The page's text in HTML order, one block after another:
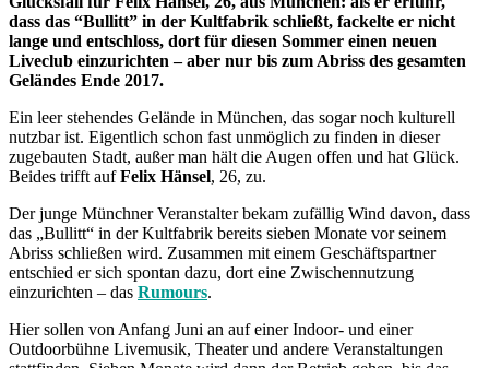
dass das “Bullitt” in der Kultfabrik schließt, fackelte er nicht
lange und entschloss, dort für diesen Sommer einen neuen
Liveclub einzurichten – aber nur bis zum Abriss des gesamten
Geländes Ende 2017.
Ein leer stehendes Gelände in München, das sogar noch kulturell
nutzbar ist. Eigentlich schon fast unmöglich zu finden in dieser
zugebauten Stadt, außer man hält die Augen offen und hat Glück.
Beides trifft aufFelix Hänsel, 26, zu.
Der junge Münchner Veranstalter bekam zufällig Wind davon, dass
das „Bullitt“ in der Kultfabrik bereits sieben Monate vor seinem
Abriss schließen wird. Zusammen mit einem Geschäftspartner
entschied er sich spontan dazu, dort eine Zwischennutzung
einzurichten – das Rumours.
Hier sollen von Anfang Juni an auf einer Indoor- und einer
Outdoorbühne Livemusik, Theater und andere Veranstaltungen